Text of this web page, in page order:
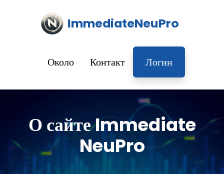
ImmediateNeuPro
Около Контакт Логин
О сайте Immediate
NeuPro